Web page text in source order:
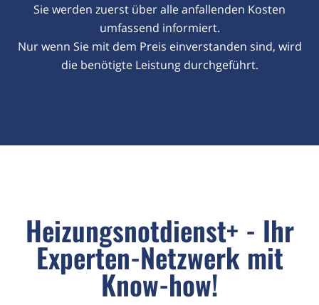
Sie werden zuerst über alle anfallenden Kosten
umfassend informiert.
Nur wenn Sie mit dem Preis einverstanden sind, wird
die benötigte Leistung durchgeführt.
Heizungsnotdienst+ - Ihr
Experten-Netzwerk mit
Know-how!